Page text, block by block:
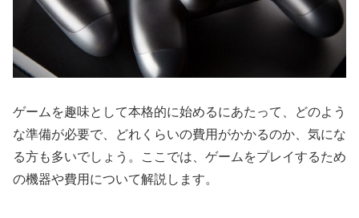
ゲームを趣味として本格的に始めるにあたって、どのよう
な準備が必要で、どれくらいの費用がかかるのか、気にな
る方も多いでしょう。ここでは、ゲームをプレイするため
の機器や費用について解説します。